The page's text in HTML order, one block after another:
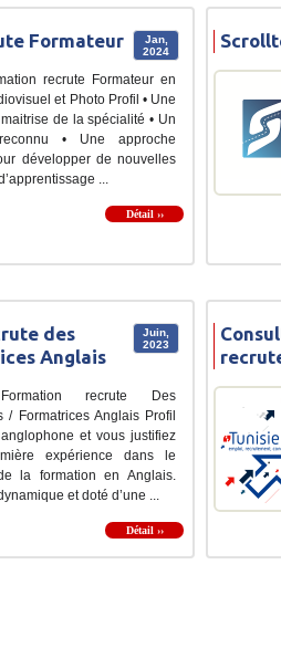
Jan,
2024
Formateur
recrute Formateur en
et Photo Profil • Une
de la spécialité • Un
• Une approche
développer de nouvelles
...
Détail ››
Juin,
2023
des
Anglais
recrute Des
/ Formatrices Anglais Profil
et vous justifiez
expérience dans le
la formation en Anglais.
et doté d’une ...
Détail ››